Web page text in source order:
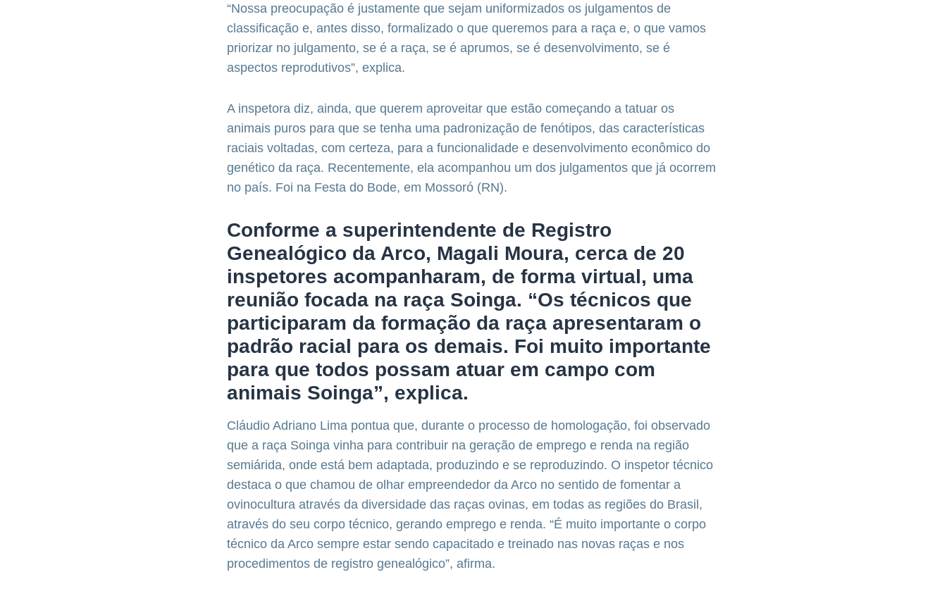
“Nossa preocupação é justamente que sejam uniformizados os julgamentos de
classificação e, antes disso, formalizado o que queremos para a raça e, o que vamos
priorizar no julgamento, se é a raça, se é aprumos, se é desenvolvimento, se é
aspectos reprodutivos”, explica.
A inspetora diz, ainda, que querem aproveitar que estão começando a tatuar os
animais puros para que se tenha uma padronização de fenótipos, das características
raciais voltadas, com certeza, para a funcionalidade e desenvolvimento econômico do
genético da raça. Recentemente, ela acompanhou um dos julgamentos que já ocorrem
no país. Foi na Festa do Bode, em Mossoró (RN).
Conforme a superintendente de Registro
Genealógico da Arco, Magali Moura, cerca de 20
inspetores acompanharam, de forma virtual, uma
reunião focada na raça Soinga. “Os técnicos que
participaram da formação da raça apresentaram o
padrão racial para os demais. Foi muito importante
para que todos possam atuar em campo com
animais Soinga”, explica.
Cláudio Adriano Lima pontua que, durante o processo de homologação, foi observado
que a raça Soinga vinha para contribuir na geração de emprego e renda na região
semiárida, onde está bem adaptada, produzindo e se reproduzindo. O inspetor técnico
destaca o que chamou de olhar empreendedor da Arco no sentido de fomentar a
ovinocultura através da diversidade das raças ovinas, em todas as regiões do Brasil,
através do seu corpo técnico, gerando emprego e renda. “É muito importante o corpo
técnico da Arco sempre estar sendo capacitado e treinado nas novas raças e nos
procedimentos de registro genealógico”, afirma.